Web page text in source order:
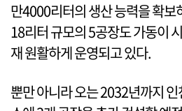
만4000리터의 생산 능력을 확
18리터 규모의 5공장도 가동이
재 원활하게 운영되고 있다.
뿐만 아니라 오는 2032년까지